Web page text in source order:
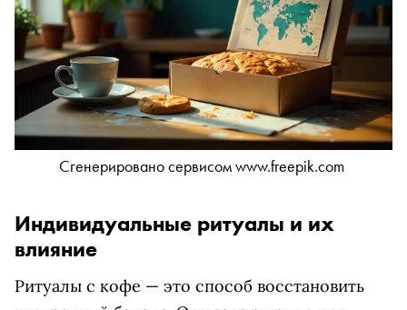
Сгенерировано сервисом www.freepik.com
Индивидуальные ритуалы и их
влияние
Ритуалы с кофе — это способ восстановить